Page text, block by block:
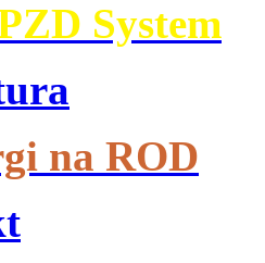
System
na ROD